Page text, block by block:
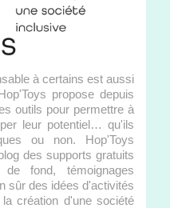
à certains est aussi
propose depuis
outils pour permettre à
leur potentiel… qu'ils
ou non. Hop'Toys
des supports gratuits
fond, témoignages
sûr des idées d'activités
création d'une société